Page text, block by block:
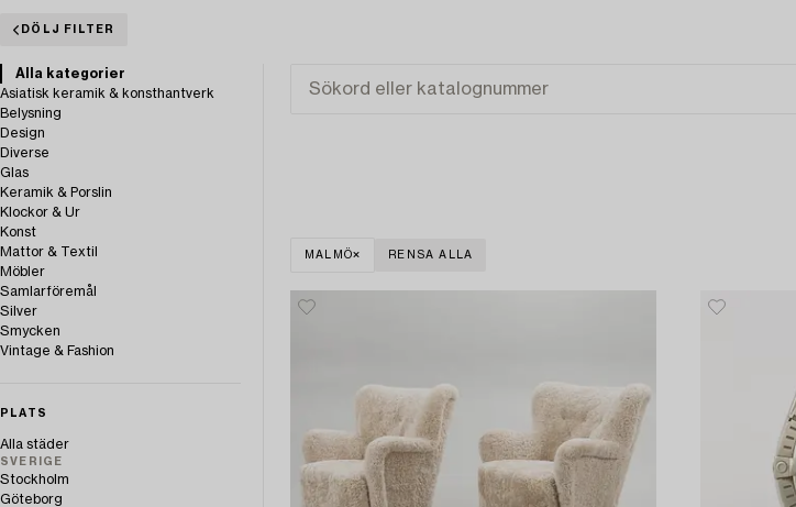
DÖLJ FILTER
Alla kategorier
Asiatisk keramik & konsthantverk
Belysning
Design
Diverse
Glas
Keramik & Porslin
Klockor & Ur
Konst
Mattor & Textil
Möbler
Samlarföremål
Silver
Smycken
Vintage & Fashion
PLATS
Alla städer
SVERIGE
Stockholm
Göteborg
MALMÖ RENSA ALLA